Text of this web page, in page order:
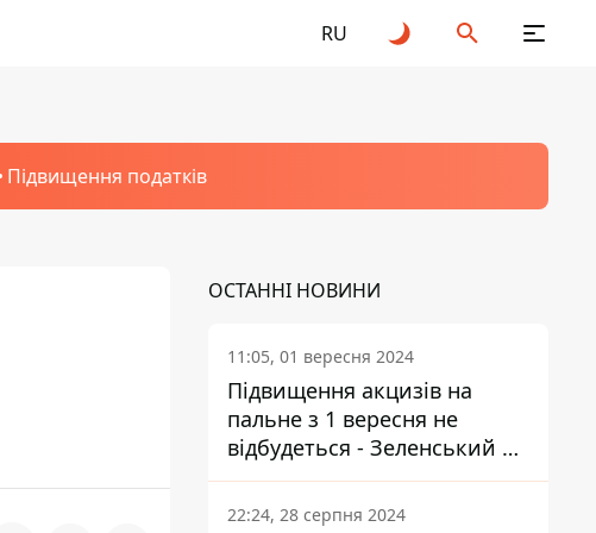
RU
Підвищення податків
ОСТАННІ НОВИНИ
11:05, 01 вересня 2024
Підвищення акцизів на
пальне з 1 вересня не
відбудеться - Зеленський не
підписав закон
22:24, 28 серпня 2024